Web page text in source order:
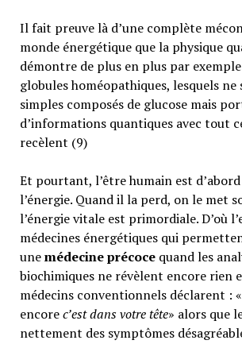
Il fait preuve là d’une complète
monde énergétique que la physique
démontre de plus en plus par
globules homéopathiques, lesquels ne
simples composés de glucose mais
d’informations quantiques avec tout
recèlent (9)
Et pourtant, l’être humain est
l’énergie. Quand il la perd, on le met
l’énergie vitale est primordiale. D’où
médecines énergétiques qui
unemédecine précoce quand les
biochimiques ne révèlent encore rien
médecins conventionnels déclarent : «
encorec’est dans votre tête» alors que
nettement des symptômes